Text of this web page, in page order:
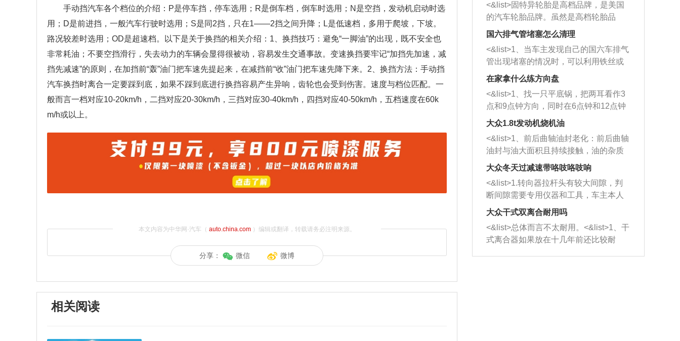
手动挡汽车各个档位的介绍：P是停车挡，停车选用；R是倒车档，倒车时选用；N是空挡，发动机启动时选
用；D是前进挡，一般汽车行驶时选用；S是同2挡，只在1——2挡之间升降；L是低速档，多用于爬坡，下坡。
路况较差时选用；OD是超速档。以下是关于换挡的相关介绍：1、换挡技巧：避免“一脚油”的出现，既不安全也
非常耗油；不要空挡滑行，失去动力的车辆会显得很被动，容易发生交通事故。变速换挡要牢记“加挡先加速，减
挡先减速”的原则，在加挡前“轰”油门把车速先提起来，在减挡前“收”油门把车速先降下来。2、换挡方法：手动挡
汽车换挡时离合一定要踩到底，如果不踩到底进行换挡容易产生异响，齿轮也会受到伤害。速度与档位匹配。一
般而言一档对应10-20km/h，二挡对应20-30km/h，三挡对应30-40km/h，四挡对应40-50km/h，五档速度在60k
m/h或以上。
本文内容为中华网·汽车（ auto.china.com）编辑或翻译，转载请务必注明来源。
分享： 微信 微博
相关阅读
<&list>固特异轮胎是高档品牌，是美国
的汽车轮胎品牌。虽然是高档轮胎品
牌，但是中高低端的轮胎都有生产，这
也是为了更好的开拓市场。
国六排气管堵塞怎么清理
<&list>1、当车主发现自己的国六车排气
管出现堵塞的情况时，可以利用铁丝或
者是细棍，直接将杂物给取出来，如果
堵塞情况比较严重，也可以采取应急措
施。 <&list>2、直接利用木棍将所有的
杂物推到排气管里面的位置处，然后将
三元催化器拆解开，就可以将堵塞的东
西取出来。但如果是因为积碳过多引起
的堵塞，就需要将三元催化器泡在草酸
洗剂对堵塞的情况得到解决，将清洗剂
放在燃油箱中，与燃油混合后，车辆启
动时，就可以和汽油一起进入到燃烧
室，最后形成废气排出，就可以让三元
催化器得到清洗，排气管堵塞的情况就
能够得到解决。
在家拿什么练方向盘
<&list>1、找一只平底锅，把两耳看作3
点和9点钟方向，同时在6点钟和12点钟
方向做一个标记。 <&list>2、双手握住
一圈半的练习，往右同样也要打相同的
圈数。 <&list>3、最后强调要反复练
习，这样就可以形成肌肉记忆，在真实
驾驶车辆时，不需要记忆也能打好方
向。
大众1.8t发动机烧机油
<&list>1、前后曲轴油封老化：前后曲轴
油封与油大面积且持续接触，油的杂质
和发动机内持续温度变化使其密封效果
逐渐减弱，导致渗油或漏油。<&list>2、
活塞间隙过大：积碳会使活塞环与缸体
的间隙扩大，导致机油流入燃烧室中，
造成烧机油。<&list>3、机油粘度。使用
机油粘度过小的话，同样会有烧机油现
象，机油粘度过小具有很好的流动性，
大众冬天过减速带咯吱咯吱响
<&list>1.转向器拉杆头有较大间隙，判
断间隙需要专用仪器和工具，车主本人
无法制作，需要将车辆送到修理厂或4s
店；<&list>2.车辆半轴套管防尘罩破
裂，破裂后会出现漏油现象，使半轴磨
损严重，磨损的半轴容易损坏，产生异
响；<&list>3.稳定器的转向胶套和球头
大众干式双离合耐用吗
<&list>总体而言不太耐用。<&list>1、干
式离合器如果放在十几年前还比较耐